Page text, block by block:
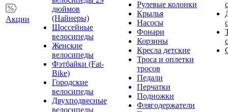
Акции
дюймов
(Найнеры)
Шоссейные
велосипеды
Женские
велосипеды
Фэтбайки (Fat-
Bike)
Городские
велосипеды
Двухподвесные
велосипеды
Рулевые колонки
Крылья
Насосы
Фонари
Корзины
Кресла детские
Троса и оплетки
тросов
Педали
Перчатки
Подножки
Флягодержатели